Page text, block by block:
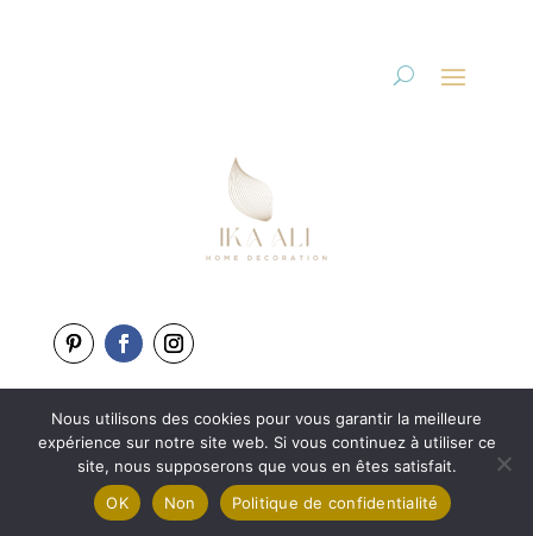
Copyright 2025-2026
Une création deL’Agence BewweB.fr
Nous utilisons des cookies pour vous garantir la meilleure
expérience sur notre site web. Si vous continuez à utiliser ce
site, nous supposerons que vous en êtes satisfait.
OK
Non Politique de confidentialité